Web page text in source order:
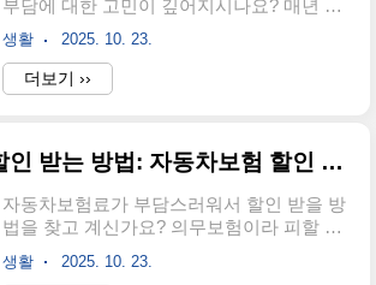
상품과 중복이 안 되는지도 꼼꼼히 살펴보
겠습니다. 이 글을 끝까지 읽으시면 청년내
일저축계좌 가입 여부를 확실히 결정하실
수 있을 거예요.청년내일저축계좌 가입조건
하지만 소득 수준에..
부담에 대한 고민이 깊어지시나요? 매년 달
라지는 보험료 때문에 어떤 보험사를 선택
해야 할지 막막하실 텐데요. 자동차보험 비
교를 통해 연간 수십만원을 절약할 수 있는
방법과 추가 캐시백 혜택까지 받을 수 있는
분들을 위해 유용한 정보를 준비했습니다.
우가 많은데, 실제로는 매년 보험사별 보험
료가 다르게 책정되어 비교만으로도 상당한
금액을 절약할 수 있어요. 특히 온라인 비교
생활 2025. 10. 23.
더보기 ››
자동차보험 할인 받는 방법: 자동차보험 할인 특약, 보험료 절약 방법
자동차보험료가 부담스러워서 할인 받을 방
법을 찾고 계신가요? 의무보험이라 피할 수
없는 자동차보험이지만, 다양한 할인 특약
을 제대로 활용하면 보험료를 최대 46%까
생활 2025. 10. 23.